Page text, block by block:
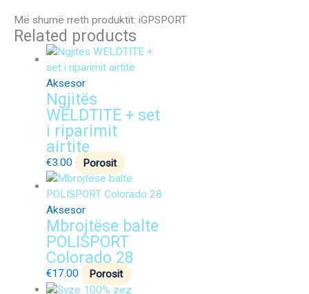
Më shumë rreth produktit: iGPSPORT
Related products
Aksesor
Ngjitës
WELDTITE + set
i riparimit
airtite
€3.00 Porosit
Aksesor
Mbrojtëse balte
POLISPORT
Colorado 28
€17.00 Porosit